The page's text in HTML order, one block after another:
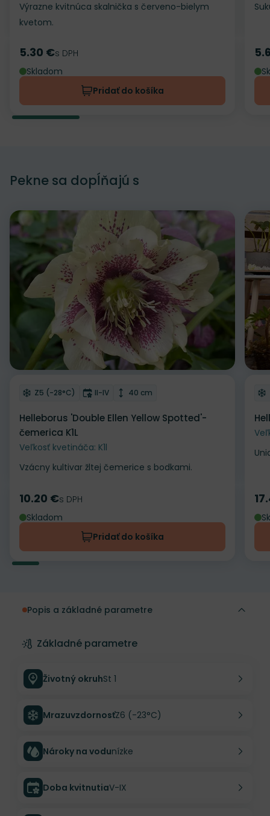
Výrazne kvitnúca skalnička s červeno-bielym
kvetom.
Cena
5.30 €s DPH
Skladom
Pridať do košíka
Pekne sa dopĺňajú s
Odober do zoznamu želaní
Mrazuvzdornosť
Z5 (-28°C) Doba kvitnutia
II-IV Výška rastliny
40 cm
Helleborus 'Double Ellen Yellow Spotted'-
čemerica K1L
Veľkosť kvetináča: K1l
Vzácny kultivar žltej čemerice s bodkami.
Cena
10.20 €s DPH
Skladom
Pridať do košíka
Popis a základné parametre
Základné parametre
Životný okruhSt 1
MrazuvzdornosťZ6 (-23°C)
Nároky na vodunízke
Doba kvitnutiaV-IX